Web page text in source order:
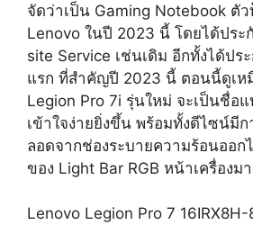
จัดว่าเป็น Gaming Notebook ตั
Lenovo ในปี 2023 นี้ โดยได้ปร
site Service เช่นเดิม อีกทั้งได้ปร
แรก ที่สำคัญปี 2023 นี้ ตอนนี้ดูเห
Legion Pro 7i รุ่นใหม่ จะเป็นชื่อแ
เข้าใจง่ายยิ่งขึ้น พร้อมทั้งดีไซน์มีก
ลอดจากช่องระบายความร้อนออก
ของ Light Bar RGB หน้าเครื่องม
Lenovo Legion Pro 7